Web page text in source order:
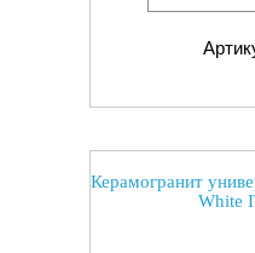
Керамогранит
White